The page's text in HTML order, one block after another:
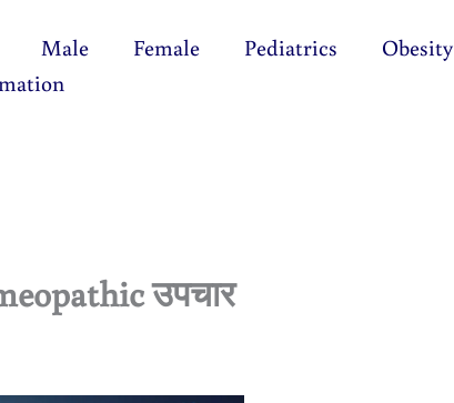
Male Female Pediatrics Obesity
उपचार